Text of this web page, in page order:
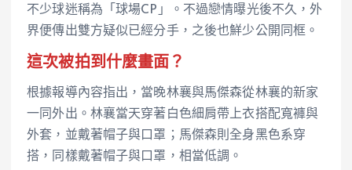
不少球迷稱為「球場CP」。不過戀情曝光後不久，外
界便傳出雙方疑似已經分手，之後也鮮少公開同框。
這次被拍到什麼畫面？
根據報導內容指出，當晚林襄與馬傑森從林襄的新家
一同外出。林襄當天穿著白色細肩帶上衣搭配寬褲與
外套，並戴著帽子與口罩；馬傑森則全身黑色系穿
搭，同樣戴著帽子與口罩，相當低調。